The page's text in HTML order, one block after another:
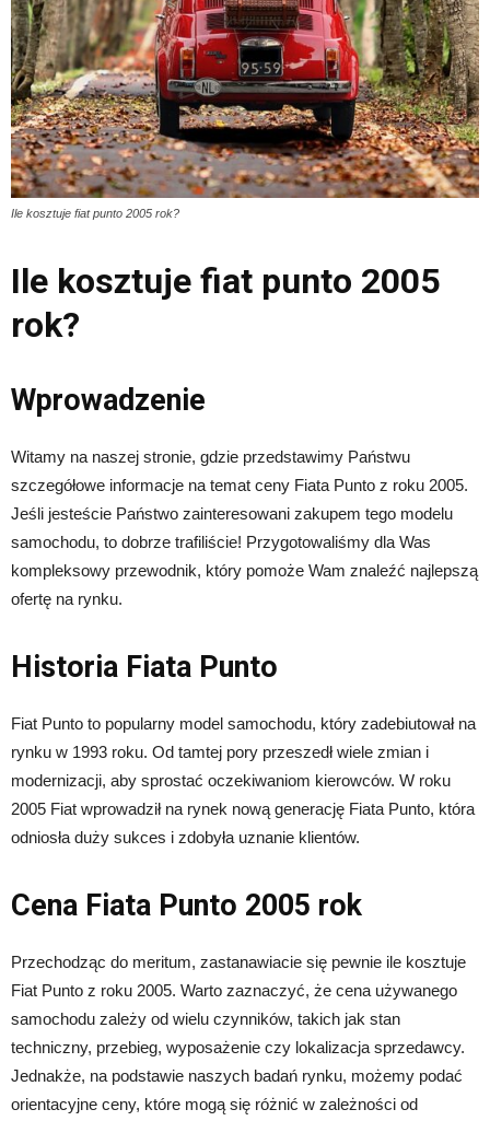
Ile kosztuje fiat punto 2005 rok?
Ile kosztuje fiat punto 2005
rok?
Wprowadzenie
Witamy na naszej stronie, gdzie przedstawimy Państwu
szczegółowe informacje na temat ceny Fiata Punto z roku 2005.
Jeśli jesteście Państwo zainteresowani zakupem tego modelu
samochodu, to dobrze trafiliście! Przygotowaliśmy dla Was
kompleksowy przewodnik, który pomoże Wam znaleźć najlepszą
ofertę na rynku.
Historia Fiata Punto
Fiat Punto to popularny model samochodu, który zadebiutował na
rynku w 1993 roku. Od tamtej pory przeszedł wiele zmian i
modernizacji, aby sprostać oczekiwaniom kierowców. W roku
2005 Fiat wprowadził na rynek nową generację Fiata Punto, która
odniosła duży sukces i zdobyła uznanie klientów.
Cena Fiata Punto 2005 rok
Przechodząc do meritum, zastanawiacie się pewnie ile kosztuje
Fiat Punto z roku 2005. Warto zaznaczyć, że cena używanego
samochodu zależy od wielu czynników, takich jak stan
techniczny, przebieg, wyposażenie czy lokalizacja sprzedawcy.
Jednakże, na podstawie naszych badań rynku, możemy podać
orientacyjne ceny, które mogą się różnić w zależności od